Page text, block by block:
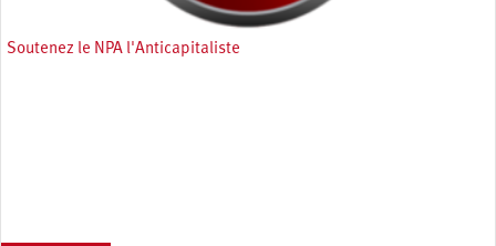
Soutenez le NPA l'Anticapitaliste